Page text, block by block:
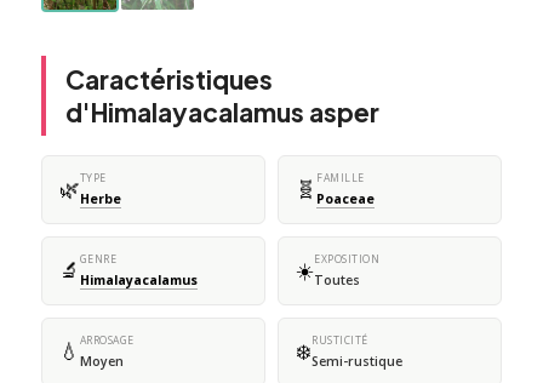
Caractéristiques
d'Himalayacalamus asper
🌿TYPE
Herbe 🧬 FAMILLE
Poaceae
🔬 GENRE
Himalayacalamus ☀️EXPOSITION
Toutes
💧 ARROSAGE
Moyen ❄️RUSTICITÉ
Semi-rustique